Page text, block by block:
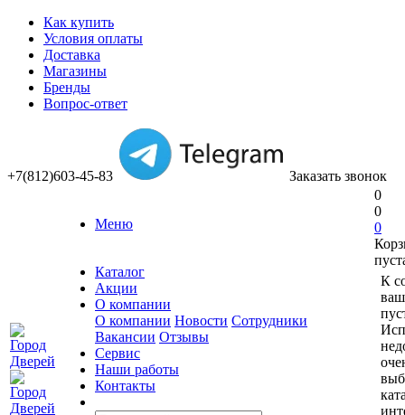
Как купить
Условия оплаты
Доставка
Магазины
Бренды
Вопрос-ответ
+7(812)603-45-83 Заказать звонок
Меню
Каталог
Акции
О компании
О компании Новости Сотрудники
Вакансии Отзывы
Сервис
Наши работы
Контакты
0
0
0
К